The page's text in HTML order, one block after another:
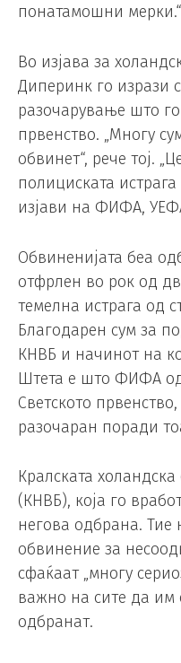
понатамошни мерки.“
Во изјава за
Диперинк го изрази
разочарување што
првенство. „Многу
обвинет“, рече тој.
полициската
изјави на ФИФА,
Обвиненијата беа
отфрлен во рок од
темелна истрага од
Благодарен сум за
КНВБ и начинот на
Штета е што ФИФА
Светското
разочаран поради
Кралската
(КНВБ), која го
негова одбрана. Тие
обвинение за
сфаќаат „многу
важно на сите да им
одбранат.